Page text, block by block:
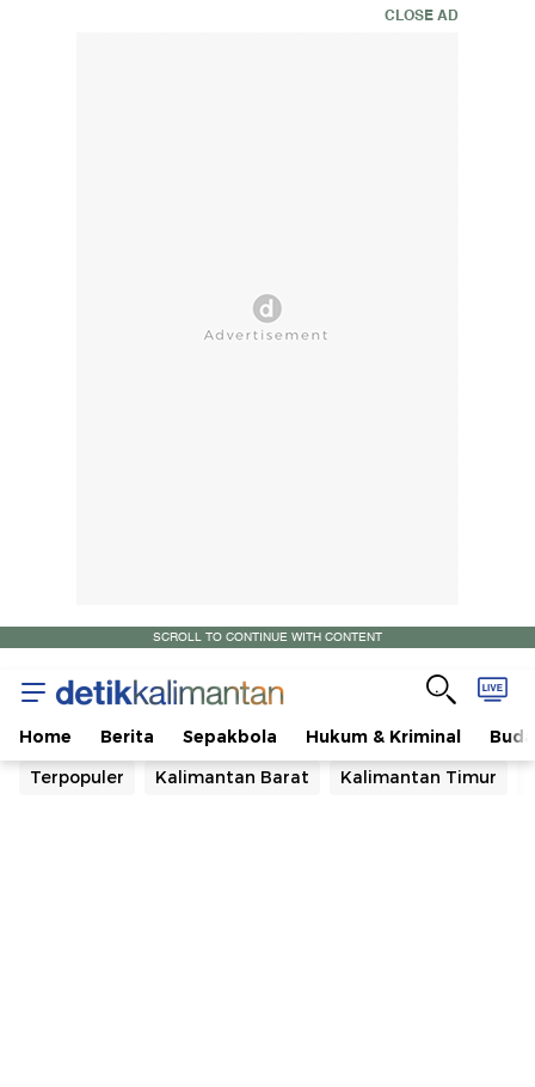
CLOSE AD
SCROLL TO CONTINUE WITH CONTENT
Home Berita Sepakbola Hukum & Kriminal
Terpopuler
Kalimantan Barat Kalimantan Timur